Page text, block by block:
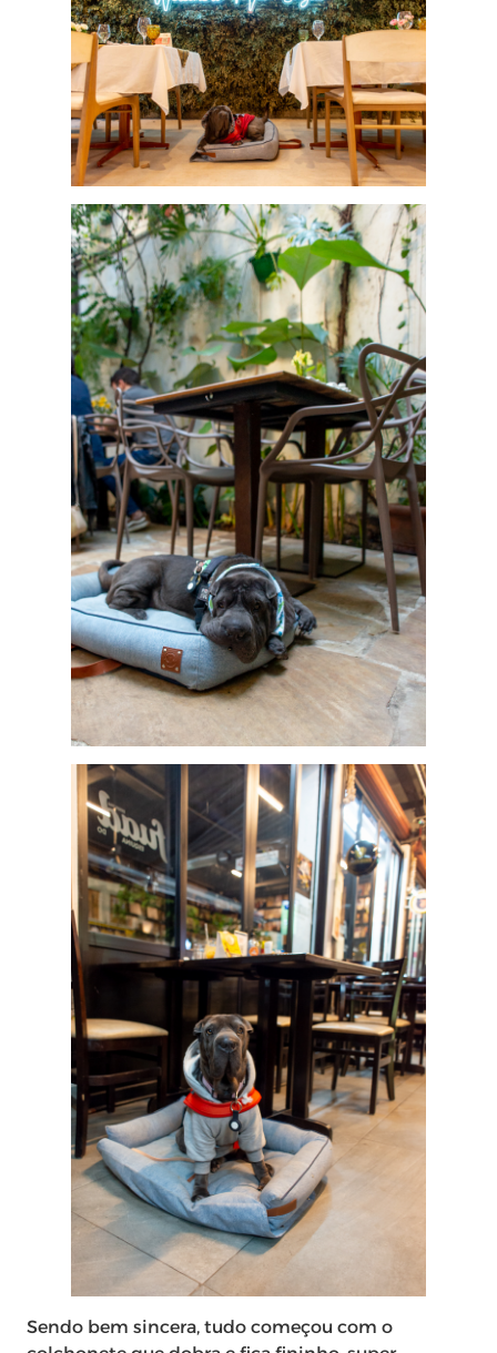
Sendo bem sincera, tudo começou com o